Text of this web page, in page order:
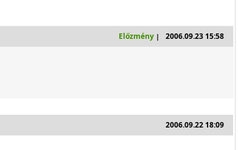
Előzmény |
2006.09.23 15:58
2006.09.22 18:09